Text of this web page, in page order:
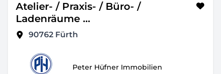
Atelier- / Praxis- / Büro- /
Ladenräume ...
90762 Fürth
Peter Hüfner Immobilien